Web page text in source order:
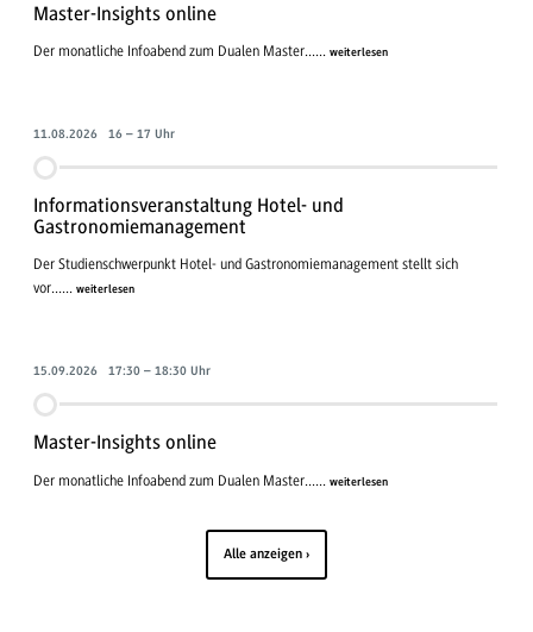
Master-Insights online
Der monatliche Infoabend zum Dualen Master...... weiterlesen
11.08.2026 16 – 17 Uhr
Informationsveranstaltung Hotel- und
Gastronomiemanagement
Der Studienschwerpunkt Hotel- und Gastronomiemanagement stellt sich
vor...... weiterlesen
15.09.2026 17:30 – 18:30 Uhr
Master-Insights online
Der monatliche Infoabend zum Dualen Master...... weiterlesen
Alle anzeigen